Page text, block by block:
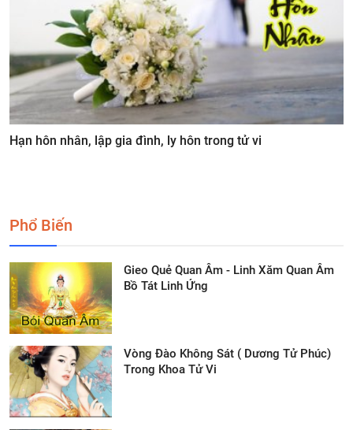
Hạn hôn nhân, lập gia đình, ly hôn trong tử vi
Phổ Biến
Gieo Quẻ Quan Âm - Linh Xăm Quan Âm
Bồ Tát Linh Ứng
Vòng Đào Không Sát ( Dương Tử Phúc)
Trong Khoa Tử Vi